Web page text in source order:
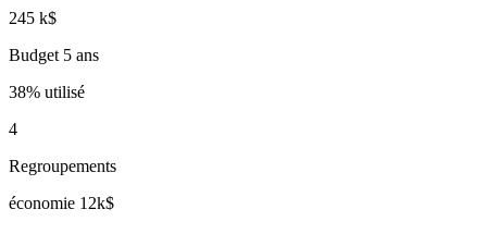
245 k$
Budget 5 ans
38% utilisé
4
Regroupements
économie 12k$